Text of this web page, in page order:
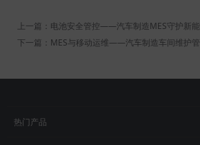
上一篇：电池安全管控——汽车制造MES守护新
下一篇：MES与移动运维——汽车制造车间维护管
热门产品